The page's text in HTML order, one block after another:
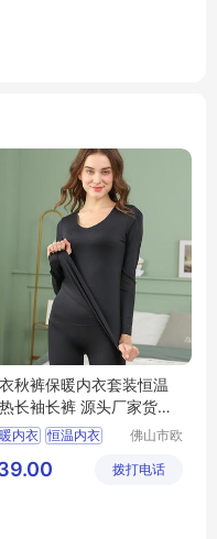
秋裤保暖内衣套装恒温
长袖长裤 源头厂家货源
发
内衣 恒温内衣
秋衣秋裤
佛山市欧
技有限公
拨打电话